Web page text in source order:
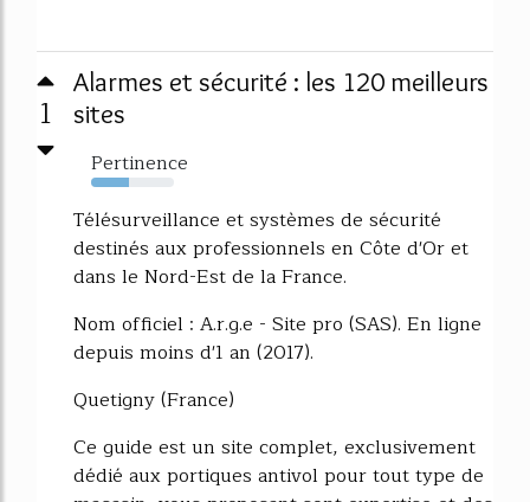
1
Alarmes et sécurité : les 120 meilleurs
sites
Pertinence
45%
Télésurveillance et systèmes de sécurité
destinés aux professionnels en Côte d'Or et
dans le Nord-Est de la France.
Nom officiel : A.r.g.e - Site pro (SAS). En ligne
depuis moins d'1 an (2017).
Quetigny (France)
Ce guide est un site complet, exclusivement
dédié aux portiques antivol pour tout type de